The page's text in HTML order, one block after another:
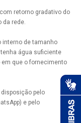
retorno gradativo do
da rede.
interno de tamanho
água suficiente
que o fornecimento
pelo
e pelo